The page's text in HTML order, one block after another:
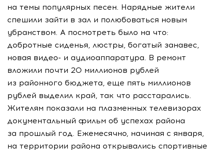
на темы популярных песен. Нарядные жители
спешили зайти в зал и полюбоваться новым
убранством. А посмотреть было на что:
добротные сиденья, люстры, богатый занавес,
новая видео- и аудиоаппаратура. В ремонт
вложили почти 20 миллионов рублей
из районного бюджета, еще пять миллионов
рублей выделил край, так что расстарались.
Жителям показали на плазменных телевизорах
документальный фильм об успехах района
за прошлый год. Ежемесячно, начиная с января,
на территории района открывались спортивные